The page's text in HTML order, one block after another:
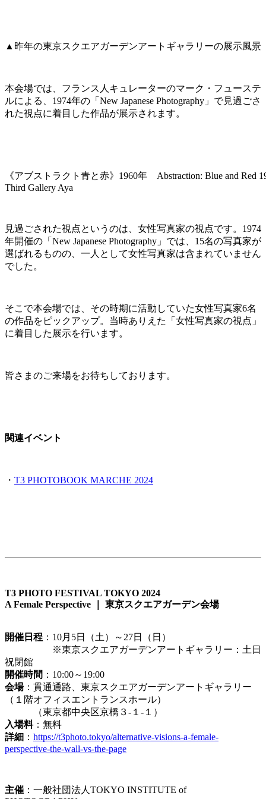
▲昨年の東京スクエアガーデンアートギャラリーの展示風景
本会場では、 フランス人キュレーターのマーク・フューステ
ルによる、1974年の「New Japanese Photography」で見過ごさ
れた視点に着目した作品が展示されます。
《アブストラクト青と赤》1960年 Abstraction: Blue and
Third Gallery Aya
見過ごされた視点というのは、女性写真家の視点です。1974
年開催の「New Japanese Photography」では、15名の写真家が
選ばれるものの、一人として女性写真家は含まれていません
でした。
そこで本会場では、その時期に活動していた女性写真家6名
の作品をピックアップ。当時ありえた「女性写真家の視点」
に着目した展示を行います。
皆さまのご来場をお待ちしております。
関連イベント
・ T3 PHOTOBOOK MARCHE 2024
T3 PHOTO FESTIVAL TOKYO 2024
A Female Perspective ｜ 東京スクエアガーデン会場
開催日程 ：10月5日（土）～27日（日）
※東京スクエアガーデンアートギャラリー：土日
祝閉館
開催時間 ：10:00～19:00
会場：貫通通路、東京スクエアガーデンアートギャラリー
（１階オフィスエントランスホール）
（東京都中央区京橋３-１-１）
入場料：無料
詳細 ： https://t3photo.tokyo/alternative-visions-a-female-
perspective-the-wall-vs-the-page
主催 ：一般社団法人TOKYO INSTITUTE of